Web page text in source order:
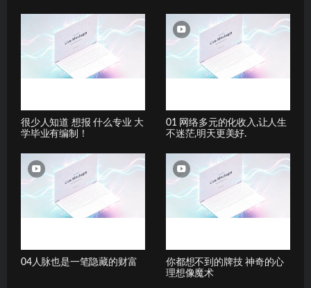
很少人知道 想报 什么专业 大
学毕业有编制！
01 网络多元的化收入,让人生
不迷茫,明天更美好.
04人脉也是一笔隐藏的财富
你都想不到的牌技 神奇的心
理想像魔术